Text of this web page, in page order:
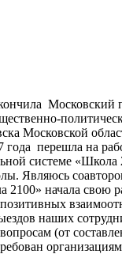
Московский
Московской
года перешла на
системе
Являюсь
начала свою
наших
(от